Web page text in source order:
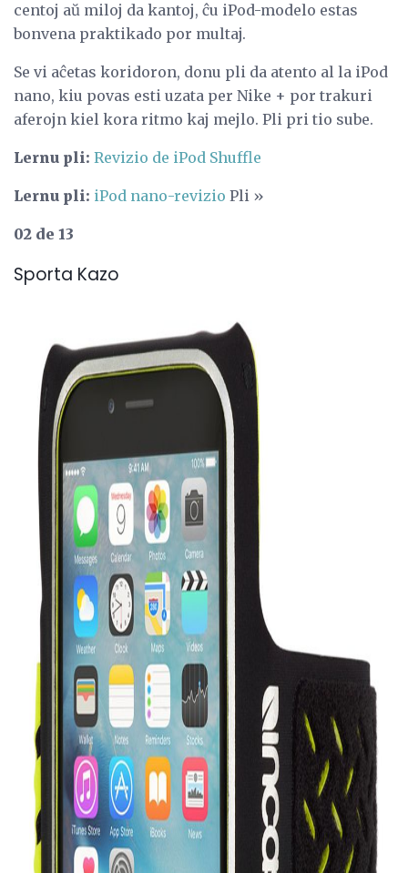
centoj aŭ miloj da kantoj, ĉu iPod-modelo estas
bonvena praktikado por multaj.
Se vi aĉetas koridoron, donu pli da atento al la iPod
nano, kiu povas esti uzata per Nike + por trakuri
aferojn kiel kora ritmo kaj mejlo. Pli pri tio sube.
Lernu pli: Revizio de iPod Shuffle
Lernu pli: iPod nano-revizio Pli »
02 de 13
Sporta Kazo